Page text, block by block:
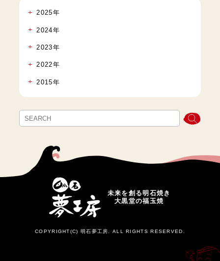
2025年
2024年
2023年
2022年
2015年
未来を創る明石焼き
大黒堂の福玉焼
COPYRIGHT(C) 明石夢工房. ALL RIGHTS RESERVED.